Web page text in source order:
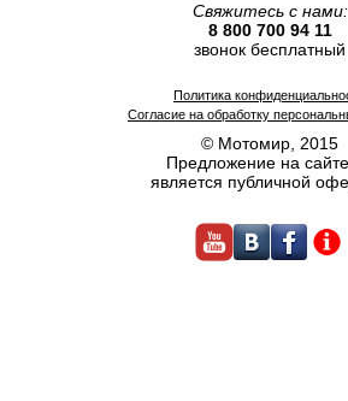
© Мотомир, 2015
Предложение на
является публичной
Политика
Согласие на обработку
Свяжитесь с нами:
8 800 700 94 11
звонок бесплатный